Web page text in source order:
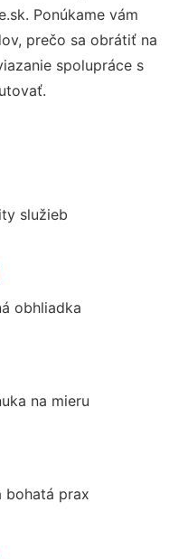
Ponúkame vám
prečo sa obrátiť na
spolupráce s
služieb
obhliadka
na mieru
bohatá prax